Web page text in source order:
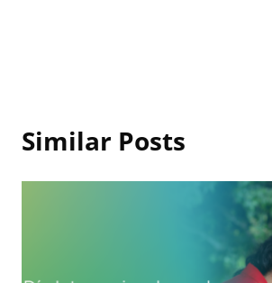
Similar Posts